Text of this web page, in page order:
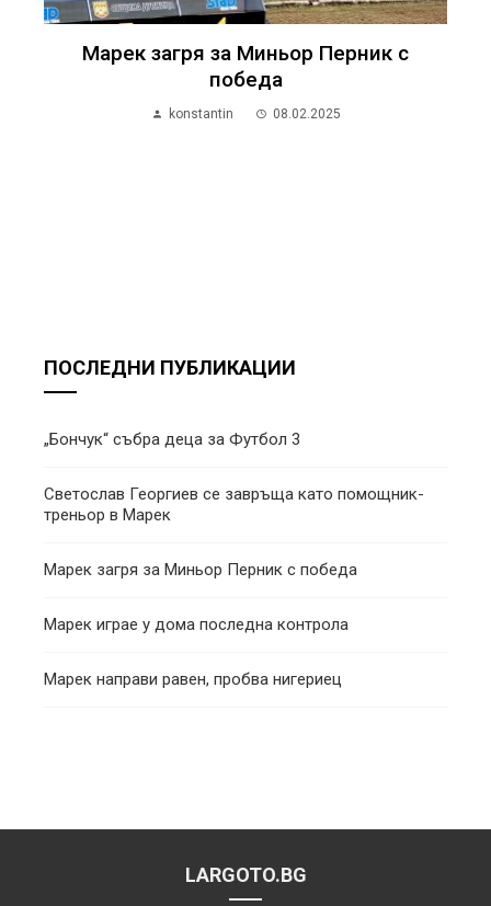
Марек загря за Миньор Перник с
победа
konstantin 08.02.2025
ПОСЛЕДНИ ПУБЛИКАЦИИ
„Бончук“ събра деца за Футбол 3
Светослав Георгиев се завръща като помощник-
треньор в Марек
Марек загря за Миньор Перник с победа
Марек играе у дома последна контрола
Марек направи равен, пробва нигериец
LARGOTO.BG